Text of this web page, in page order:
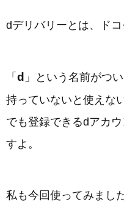
dデリバリーとは、ドコ
「 d 」という名前がつ
持っていないと使えな
でも登録できるdアカ
すよ。
私も今回使ってみまし